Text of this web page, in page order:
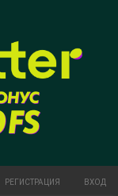
РЕГИСТРАЦИЯ ВХОД